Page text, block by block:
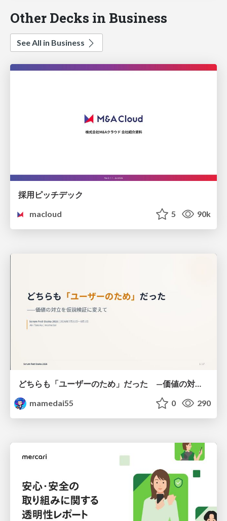
Other Decks in Business
See All in Business
採用ピッチデック
macloud
5 90k
どちらも「ユーザーのため」だった —価値の対立を仮説検証に変えて #Scrumfest Osaka 2026
mamedai55
0 290